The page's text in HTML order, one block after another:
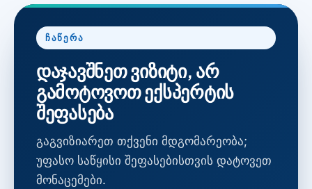
ᲩᲐᲬᲔᲠᲐ
დაჯავშნეთ ვიზიტი, არ
გამოტოვოთ ექსპერტის
შეფასება
გაგვიზიარეთ თქვენი მდგომარეობა;
უფასო საწყისი შეფასებისთვის დატოვეთ
მონაცემები.